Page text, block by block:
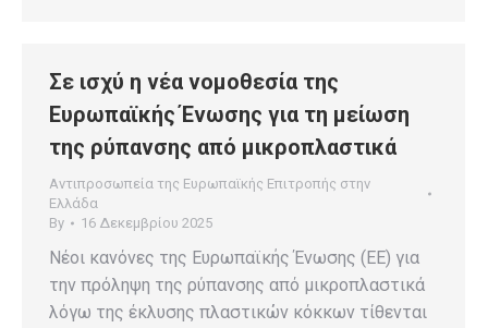
Σε ισχύ η νέα νομοθεσία της
Ευρωπαϊκής Ένωσης για τη μείωση
της ρύπανσης από μικροπλαστικά
Αντιπροσωπεία της Ευρωπαϊκής Επιτροπής στην
Ελλάδα
By
16 Δεκεμβρίου 2025
Nέοι κανόνες της Ευρωπαϊκής Ένωσης (ΕΕ) για
την πρόληψη της ρύπανσης από μικροπλαστικά
λόγω της έκλυσης πλαστικών κόκκων τίθενται